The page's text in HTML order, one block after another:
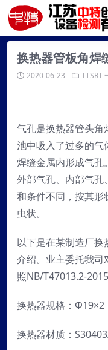
换热器管板角焊
2020-06-23 TTSRT
气孔是换热器管头角
池中吸入了过多的气
焊缝金属内形成气孔
外部气孔、内部气孔
和条件不同，按其形
虫状。
以下是在某制造厂
介绍。业主委托我司
照NB/T47013.2-
换热器规格：Φ19×2
换热器材质：